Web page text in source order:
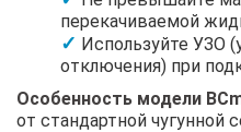
перекачиваемой
Используйте УЗО
отключения) при
Особенность модели
от стандартной чугунной